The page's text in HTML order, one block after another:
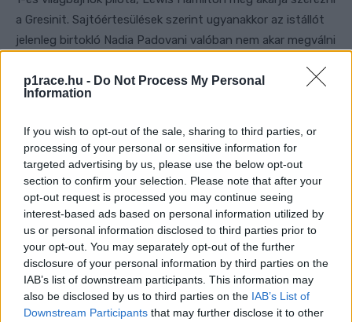
p1race.hu - Do Not Process My Personal
Information
If you wish to opt-out of the sale, sharing to third parties, or
processing of your personal or sensitive information for
targeted advertising by us, please use the below opt-out
section to confirm your selection. Please note that after your
opt-out request is processed you may continue seeing
interest-based ads based on personal information utilized by
us or personal information disclosed to third parties prior to
your opt-out. You may separately opt-out of the further
disclosure of your personal information by third parties on the
IAB’s list of downstream participants. This information may
also be disclosed by us to third parties on the IAB’s List of
Downstream Participants that may further disclose it to other
a Gresinit. Sajtóértesülések szerint ugyanakkor az istállót
jelenleg birtokló Nadia Padovani valóban nem akar megválni